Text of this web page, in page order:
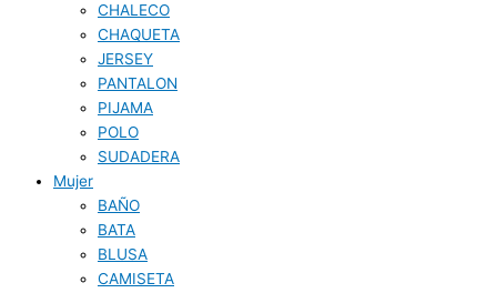
CHALECO
CHAQUETA
JERSEY
PANTALON
PIJAMA
POLO
SUDADERA
Mujer
BAÑO
BATA
BLUSA
CAMISETA